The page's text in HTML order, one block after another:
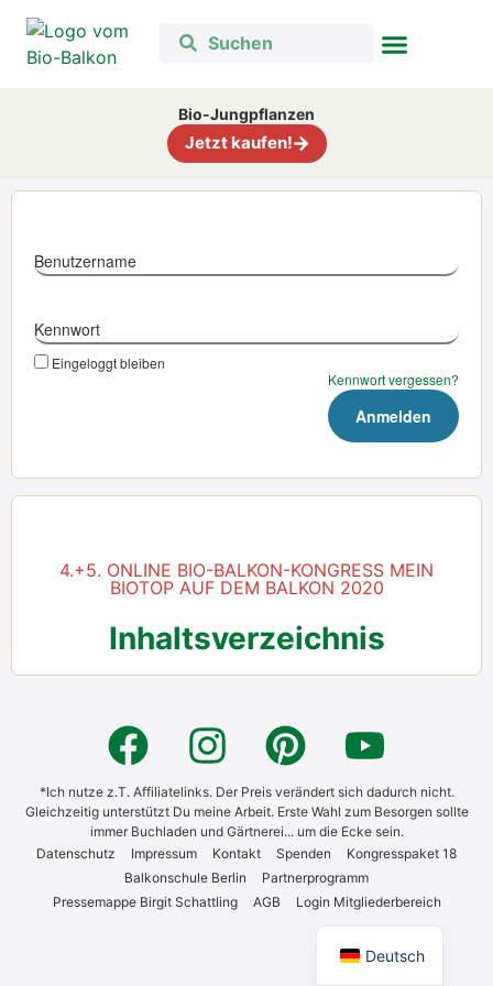
Bio-Jungpflanzen
Jetzt kaufen!
4.+5. ONLINE BIO-BALKON-KONGRESS MEIN
BIOTOP AUF DEM BALKON 2020
Inhaltsverzeichnis
Benutzername
Kennwort
Eingeloggt bleiben
Kennwort vergessen?
*Ich nutze z.T. Affiliatelinks. Der Preis verändert sich dadurch nicht.
Gleichzeitig unterstützt Du meine Arbeit. Erste Wahl zum Besorgen sollte
immer Buchladen und Gärtnerei... um die Ecke sein.
Daten­schutz
Impres­sum Kon­takt Spen­den
Kon­gress­pa­ket 18
Bal­kon­schu­le Ber­lin
Part­ner­pro­gramm
Pres­se­map­pe Bir­git Schatt­ling
AGB Log­in Mit­glie­der­be­reich
Deutsch